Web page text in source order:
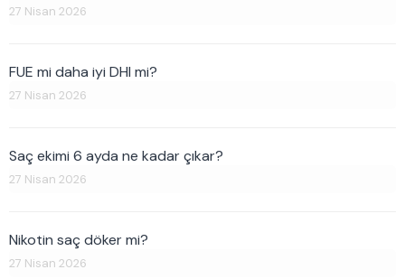
27 Nisan 2026
FUE mi daha iyi DHI mi?
27 Nisan 2026
Saç ekimi 6 ayda ne kadar çıkar?
27 Nisan 2026
Nikotin saç döker mi?
27 Nisan 2026